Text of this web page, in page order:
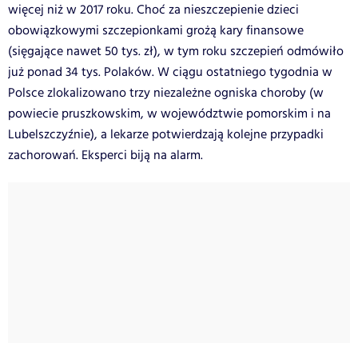
więcej niż w 2017 roku. Choć za nieszczepienie dzieci
obowiązkowymi szczepionkami grożą kary finansowe
(sięgające nawet 50 tys. zł), w tym roku szczepień odmówiło
już ponad 34 tys. Polaków. W ciągu ostatniego tygodnia w
Polsce zlokalizowano trzy niezależne ogniska choroby (w
powiecie pruszkowskim, w województwie pomorskim i na
Lubelszczyźnie), a lekarze potwierdzają kolejne przypadki
zachorowań. Eksperci biją na alarm.